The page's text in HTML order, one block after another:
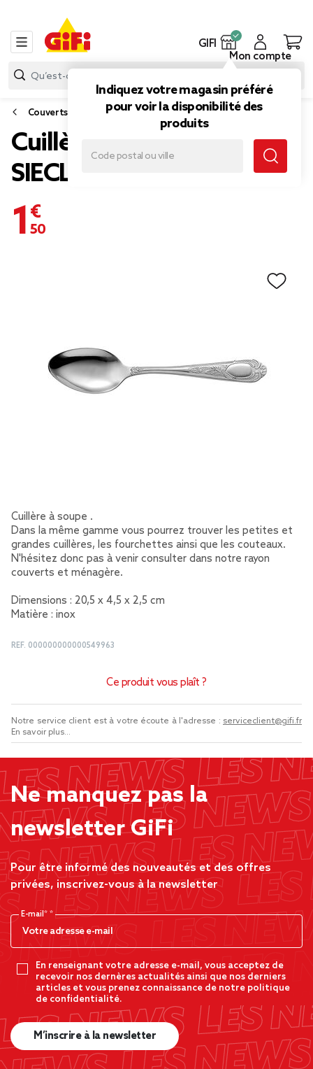
GIFI
Indiquez votre magasin préféré
pour voir la disponibilité des
produits
Mon compte
Couverts
Cuillère à soupe gamme
SIECLE
1,50 €
Cuillère à soupe .
Dans la même gamme vous pourrez trouver les petites et
grandes cuillères, les fourchettes ainsi que les couteaux.
N'hésitez donc pas à venir consulter dans notre rayon
couverts et ménagère.
Dimensions : 20,5 x 4,5 x 2,5 cm
Matière : inox
REF. 000000000000549963
Ce produit vous plaît ?
Notre service client est à votre écoute à l'adresse : serviceclient@gifi.fr
En savoir plus...
Ne manquez pas la
newsletter GiFi
Pour être informé des nouveautés et des offres
privées, inscrivez-vous à la newsletter
E-mail*
En renseignant votre adresse e-mail, vous acceptez de
recevoir nos dernères actualités ainsi que nos derniers
articles et vous prenez connaissance de notre politique
de confidentialité.
M’inscrire à la newsletter